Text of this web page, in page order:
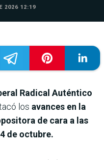
2026 12:19
Radical Auténtico
los avances en la
de cara a las
de octubre.